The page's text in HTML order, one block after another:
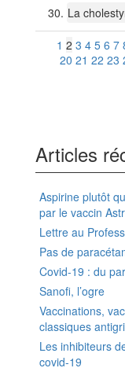
La
1 2 3 4 5 6 7
20 21 22 23
Articles
Aspirine plutôt
par le vaccin
Lettre au
Pas de
Covid-19 : du
Sanofi, l’ogre
Vaccinations,
classiques
Les inhibiteurs
covid-19